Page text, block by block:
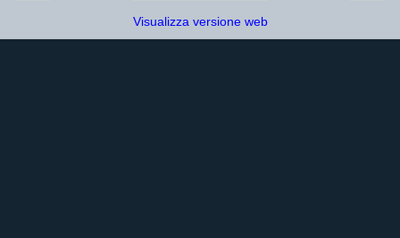
Visualizza versione web